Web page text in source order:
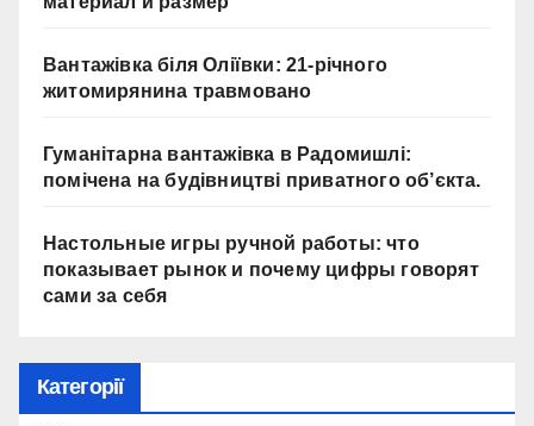
Вантажівка біля Оліївки: 21-річного
житомирянина травмовано
Гуманітарна вантажівка в Радомишлі:
помічена на будівництві приватного об’єкта.
Настольные игры ручной работы: что
показывает рынок и почему цифры говорят
сами за себя
Категорії